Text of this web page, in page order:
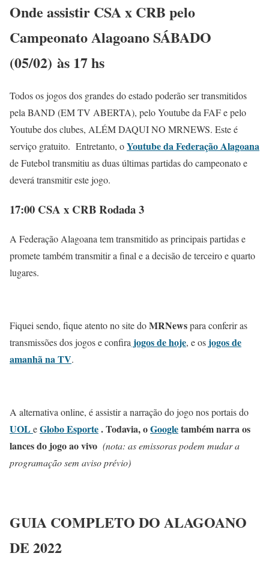
Onde assistir CSA x CRB pelo
Campeonato Alagoano SÁBADO
(05/02) às 17 hs
Todos os jogos dos grandes do estado poderão ser transmitidos
pela BAND (EM TV ABERTA), pelo Youtube da FAF e pelo
Youtube dos clubes, ALÉM DAQUI NO MRNEWS. Este é
serviço gratuito. Entretanto, oYoutube da Federação Alagoana
de Futebol transmitiu as duas últimas partidas do campeonato e
deverá transmitir este jogo.
17:00 CSA x CRB Rodada 3
A Federação Alagoana tem transmitido as principais partidas e
promete também transmitir a final e a decisão de terceiro e quarto
lugares.
Fiquei sendo, fique atento no site doMRNewspara conferir as
transmissões dos jogos e confira jogos de hoje, e os jogos de
amanhã na TV.
A alternativa online, é assistir a narração do jogo nos portais do
UOLeGlobo Esporte.Todavia, oGoogletambém narra os
lances do jogo ao vivo (nota: as emissoras podem mudar a
programação sem aviso prévio)
GUIA COMPLETO DO ALAGOANO
DE 2022